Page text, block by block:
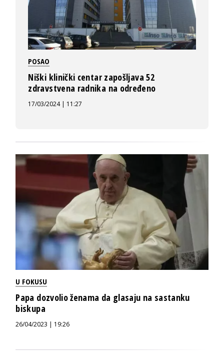
POSAO
Niški klinički centar zapošljava 52
zdravstvena radnika na određeno
17/03/2024 | 11:27
U FOKUSU
Papa dozvolio ženama da glasaju na sastanku
biskupa
26/04/2023 | 19:26